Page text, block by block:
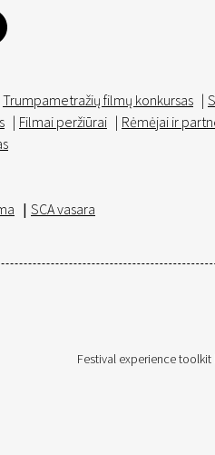
Trumpametražių filmų konkursas |
| Filmai peržiūrai | Rėmėjai ir
| SCA vasara
Festival experience toolkit